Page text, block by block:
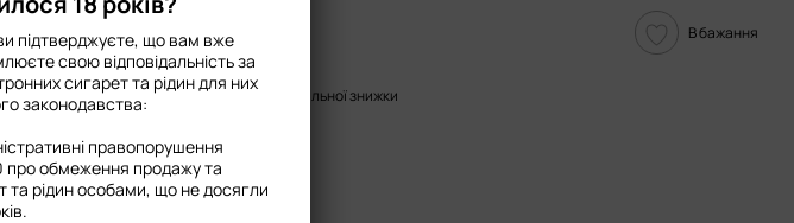
349 грн В бажання
% Увійтидля відображення накопичувальної знижки
Міцність
50 мг
підтверджуєте, що вам вже
свою відповідальність за
сигарет та рідин для них
законодавства:
правопорушення
про обмеження продажу та
та рідин особами, що не досягли